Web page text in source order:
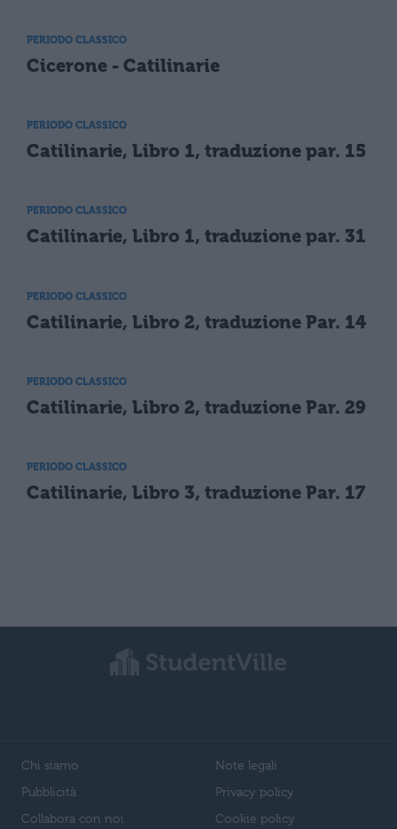
PERIODO CLASSICO
Cicerone - Catilinarie
PERIODO CLASSICO
Catilinarie, Libro 1, traduzione par. 15
PERIODO CLASSICO
Catilinarie, Libro 1, traduzione par. 31
PERIODO CLASSICO
Catilinarie, Libro 2, traduzione Par. 14
PERIODO CLASSICO
Catilinarie, Libro 2, traduzione Par. 29
PERIODO CLASSICO
Catilinarie, Libro 3, traduzione Par. 17
Chi siamo
Pubblicità
Collabora con noi
Note legali
Privacy policy
Cookie policy